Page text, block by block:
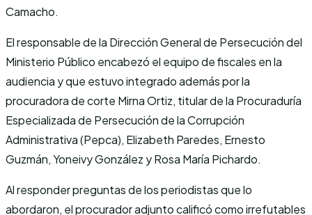
Camacho.
El responsable de la Dirección General de Persecución del
Ministerio Público encabezó el equipo de fiscales en la
audiencia y que estuvo integrado además por la
procuradora de corte Mirna Ortiz, titular de la Procuraduría
Especializada de Persecución de la Corrupción
Administrativa (Pepca), Elizabeth Paredes, Ernesto
Guzmán, Yoneivy González y Rosa María Pichardo.
Al responder preguntas de los periodistas que lo
abordaron, el procurador adjunto calificó como irrefutables